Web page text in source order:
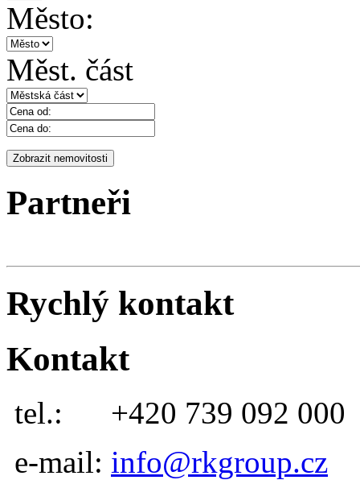
Město:
Měst. část
Partneři
Rychlý kontakt
Kontakt
tel.: +420 739 092 000
e-mail: info@rkgroup.cz